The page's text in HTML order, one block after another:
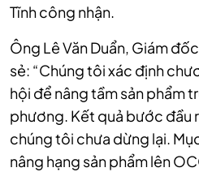
Tĩnh công nhận.
Ông Lê Văn Duẩn, Giám
sẻ: “Chúng tôi xác định
hội để nâng tầm sản phẩm
phương. Kết quả bước đầu
chúng tôi chưa dừng lại.
nâng hạng sản phẩm lên